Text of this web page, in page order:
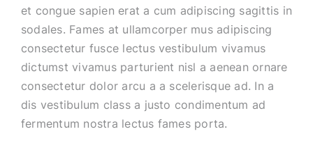
et congue sapien erat a cum adipiscing sagittis in
sodales. Fames at ullamcorper mus adipiscing
consectetur fusce lectus vestibulum vivamus
dictumst vivamus parturient nisl a aenean ornare
consectetur dolor arcu a a scelerisque ad. In a
dis vestibulum class a justo condimentum ad
fermentum nostra lectus fames porta.